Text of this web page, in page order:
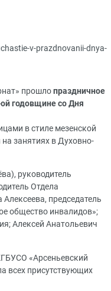
v-prazdnovanii-dnya-
прошлопраздничное
годовщине со Дня
в стиле мезенской
занятиях в Духовно-
руководитель
Отдела
председатель
общество инвалидов»;
Алексей Анатольевич
«Арсеньевский
всех присутствующих